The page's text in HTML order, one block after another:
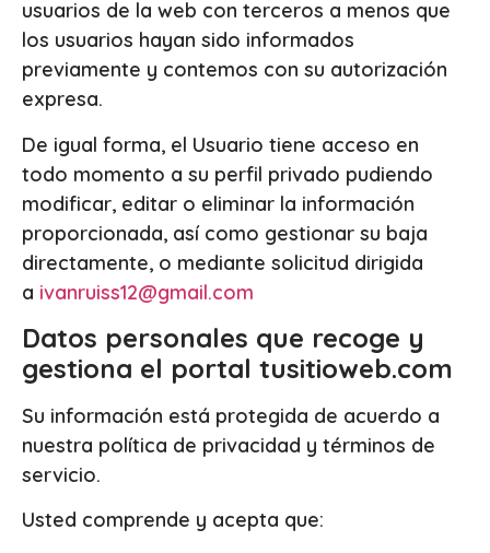
usuarios de la web con terceros a menos que
los usuarios hayan sido informados
previamente y contemos con su autorización
expresa.
De igual forma, el Usuario tiene acceso en
todo momento a su perfil privado pudiendo
modificar, editar o eliminar la información
proporcionada, así como gestionar su baja
directamente, o mediante solicitud dirigida
a ivanruiss12@gmail.com
Datos personales que recoge y
gestiona el portal tusitioweb.com
Su información está protegida de acuerdo a
nuestra política de privacidad y términos de
servicio.
Usted comprende y acepta que: